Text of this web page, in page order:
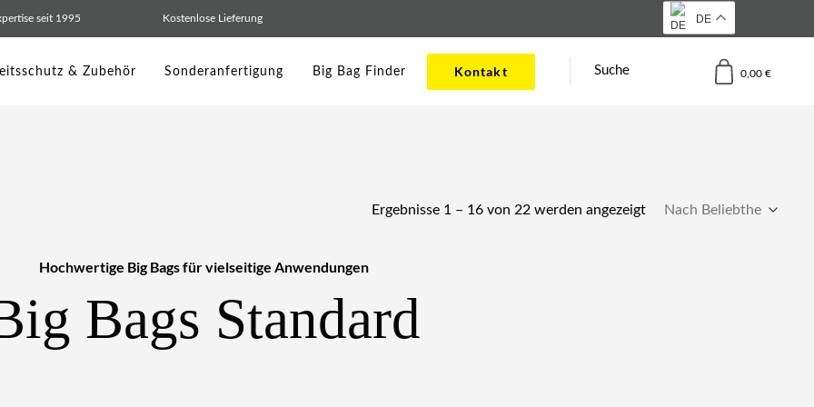
seit 1995 Kostenlose Lieferung DE
& Zubehör Sonderanfertigung Big Bag Finder Kontakt Suche 0,00 €
Ergebnisse 1 – 16 von 22 werden angezeigtNach
Hochwertige Big Bags für vielseitige Anwendungen
Bags Standard